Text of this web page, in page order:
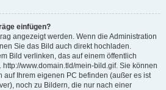
einfügen?
angezeigt werden. Wenn die Administration
Sie das Bild auch direkt hochladen.
Bild verlinken, das auf einem öffentlich
www.domain.tld/mein-bild.gif. Sie können
auf Ihrem eigenen PC befinden (außer es ist
noch zu Bildern, die nur nach einer